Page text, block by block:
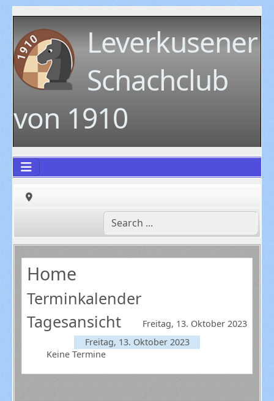
Leverkusener
Schachclub
von 1910
Home
Terminkalender
Tagesansicht
Freitag, 13. Oktober 2023
Freitag, 13. Oktober 2023
Keine Termine